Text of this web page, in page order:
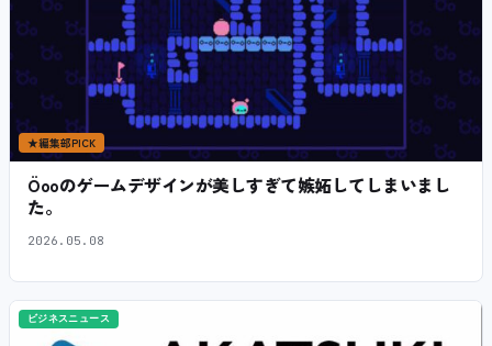
★編集部PICK
Öooのゲームデザインが美しすぎて嫉妬してしまいまし
た。
2026.05.08
ビジネスニュース